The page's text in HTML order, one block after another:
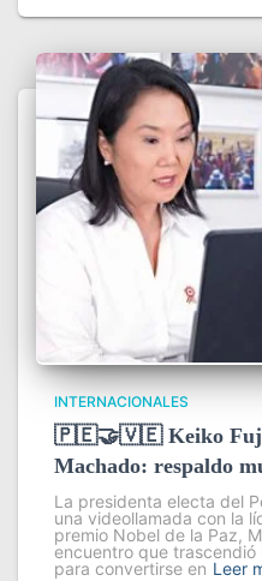
INTERNACIONALES
🇵🇪🤝🇻🇪 Keiko
Machado: respaldo
La presidenta electa del
una videollamada con la
premio Nobel de la Paz,
encuentro que
para convertirse en Leer